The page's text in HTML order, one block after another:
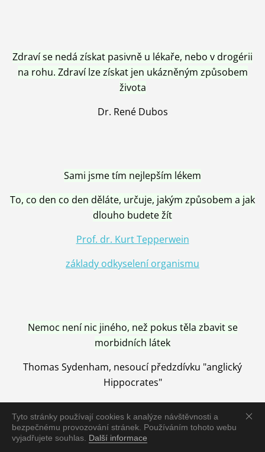
Tyto stránky používají cookies k analýze návštěvnosti a
bezpečnému provozování stránek. Používáním tohoto webu
vyjadřujete souhlas. Další informace
Zdraví se nedá získat pasivně u lékaře, nebo v drogérii
na rohu. Zdraví lze získat jen ukázněným způsobem
života
Dr. René Dubos
Sami jsme tím nejlepším lékem
To, co den co den děláte, určuje, jakým způsobem a jak
dlouho budete žít
Prof. dr. Kurt Tepperwein
základy odkyselení organismu
Nemoc není nic jiného, než pokus těla zbavit se
morbidních látek
Thomas Sydenham, nesoucí předzdívku "anglický
Hippocrates"
Nemoc je vyléčena jen pomocí Přírody, neutralizací a